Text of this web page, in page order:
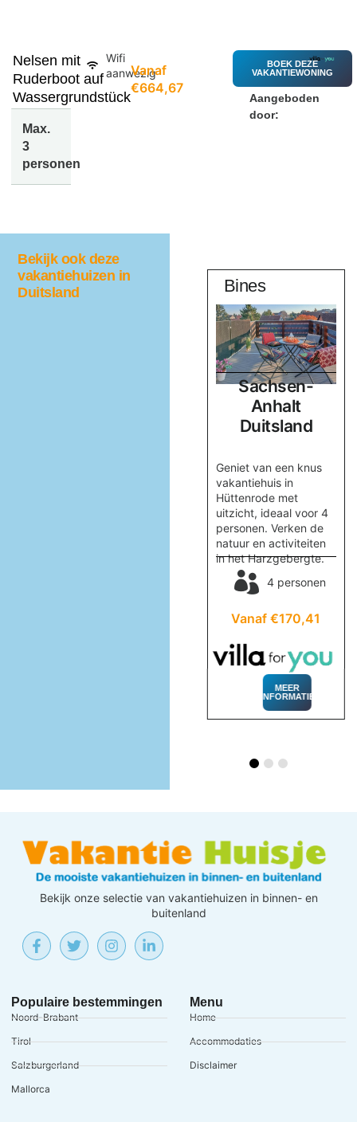
Nelsen mit
Ruderboot auf
Wassergrundstück
Max.
3
personen
Wifi
aanwezig
Vanaf
€664,67
BOEK DEZE
VAKANTIEWONING
Aangeboden
door:
Bekijk ook deze
vakantiehuizen in
DuitslandBerghof Bines
Sachsen-
Anhalt
Duitsland
Geniet van een knus
vakantiehuis in
Hüttenrode met
uitzicht, ideaal voor 4
personen. Verken de
natuur en activiteiten
in het Harzgebergte.
4 personen
Vanaf €170,41
MEER
INFORMATIE
Bekijk onze selectie van vakantiehuizen in binnen- en
buitenland
Populaire bestemmingen
Noord-Brabant
Tirol
Salzburgerland
Mallorca
Menu
Home
Accommodaties
Disclaimer